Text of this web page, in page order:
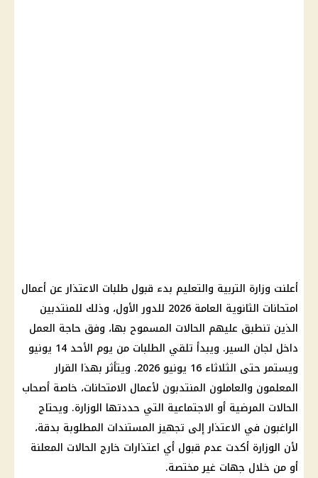
أعلنت وزارة التربية والتعليم بدء قبول طلبات الاعتذار عن أعمال
امتحانات الثانوية العامة 2026
للدور الأول، وذلك للمنتدبين
الذين تنطبق عليهم الحالات المسموح بها، وفق حاجة العمل
داخل لجان السير. ويبدأ تلقي الطلبات من يوم الأحد 14 يونيو
ويستمر حتى الثلاثاء 16 يونيو 2026. ويتأثر بهذا القرار
المعلمون والعاملون المنتدبون لأعمال الامتحانات، خاصة أصحاب
الحالات المرضية أو الاجتماعية التي حددتها الوزارة. ويحتاج
الراغبون في الاعتذار إلى تجهيز المستندات المطلوبة بدقة،
لأن الوزارة أكدت عدم قبول أي اعتذارات خارج الحالات المعلنة
أو من خلال جهات غير مختصة.